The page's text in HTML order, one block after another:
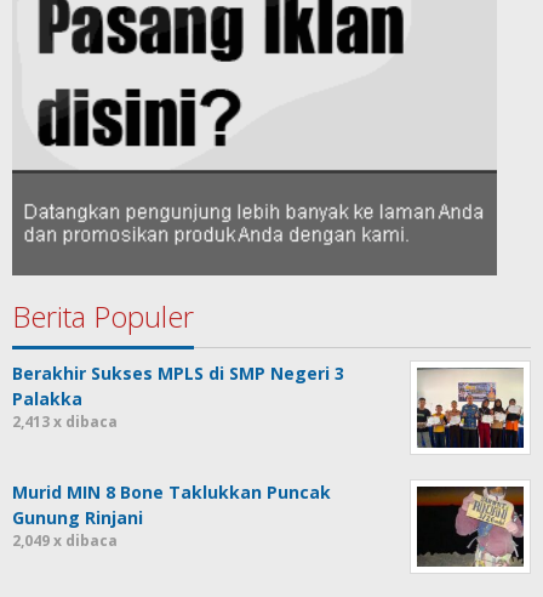
Berita Populer
Berakhir Sukses MPLS di SMP Negeri 3
Palakka
2,413 x dibaca
Murid MIN 8 Bone Taklukkan Puncak
Gunung Rinjani
2,049 x dibaca